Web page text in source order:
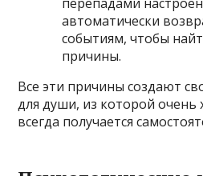
автоматически
событиям, чтобы
причины.
Все эти причины создают
для души, из которой очень
всегда получается